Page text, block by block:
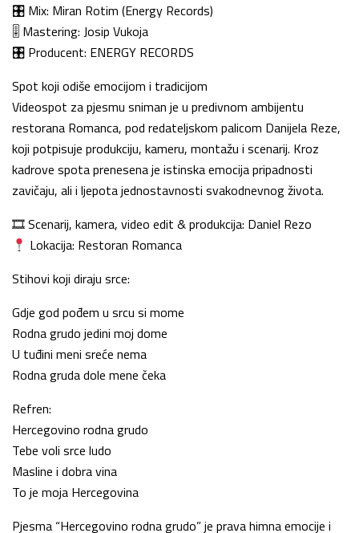
🎛 Mix: Miran Rotim (Energy Records)
🎚 Mastering: Josip Vukoja
🎛 Producent: ENERGY RECORDS
Spot koji odiše emocijom i tradicijom
Videospot za pjesmu sniman je u predivnom ambijentu
restorana Romanca, pod redateljskom palicom Danijela Reze,
koji potpisuje produkciju, kameru, montažu i scenarij. Kroz
kadrove spota prenesena je istinska emocija pripadnosti
zavičaju, ali i ljepota jednostavnosti svakodnevnog života.
🎞 Scenarij, kamera, video edit & produkcija: Daniel Rezo
Lokacija: Restoran Romanca
Stihovi koji diraju srce:
Gdje god pođem u srcu si mome
Rodna grudo jedini moj dome
U tuđini meni sreće nema
Rodna gruda dole mene čeka
Refren:
Hercegovino rodna grudo
Tebe voli srce ludo
Masline i dobra vina
To je moja Hercegovina
Pjesma “Hercegovino rodna grudo” je prava himna emocije i